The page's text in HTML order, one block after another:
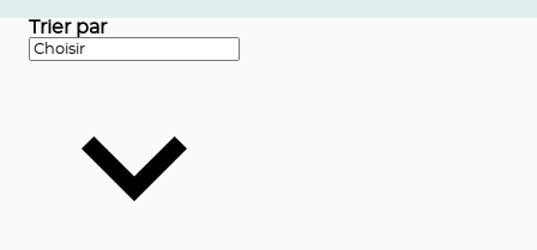
Trier par